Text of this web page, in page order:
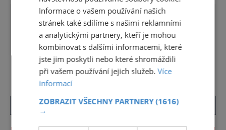
ukázky práce studentů středních škol
Pardubického kraje. Děti se mohou těšit na
výtvarné dílny, soutěže, ukázky tradičních
zvyků a her. http://vcm.cz/navstivte-
DALŠÍ ČLÁNKY ›
Informace o vašem používání našich
stránek také sdílíme s našimi reklamními
a analytickými partnery, kteří je mohou
kombinovat s dalšími informacemi, které
jste jim poskytli nebo které shromáždili
při vašem používání jejich služeb.Více
informací
ZOBRAZIT VŠECHNY PARTNERY(1616)
→